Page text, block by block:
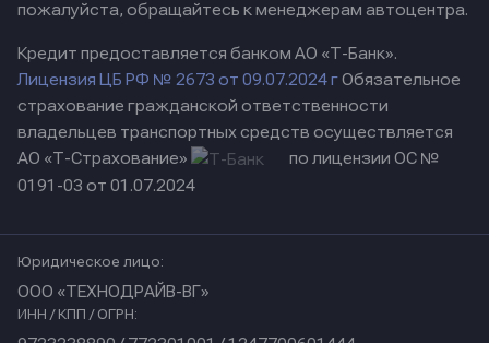
пожалуйста, обращайтесь к менеджерам автоцентра.
Кредит предоставляется банком АО «Т-Банк».
Лицензия ЦБ РФ № 2673 от 09.07.2024 гОбязательное
страхование гражданской ответственности
владельцев транспортных средств осуществляется
АО «Т-Страхование»
по лицензии ОС №
0191-03 от 01.07.2024
Юридическое лицо:
ООО «ТЕХНОДРАЙВ-ВГ»
ИНН / КПП / ОГРН: